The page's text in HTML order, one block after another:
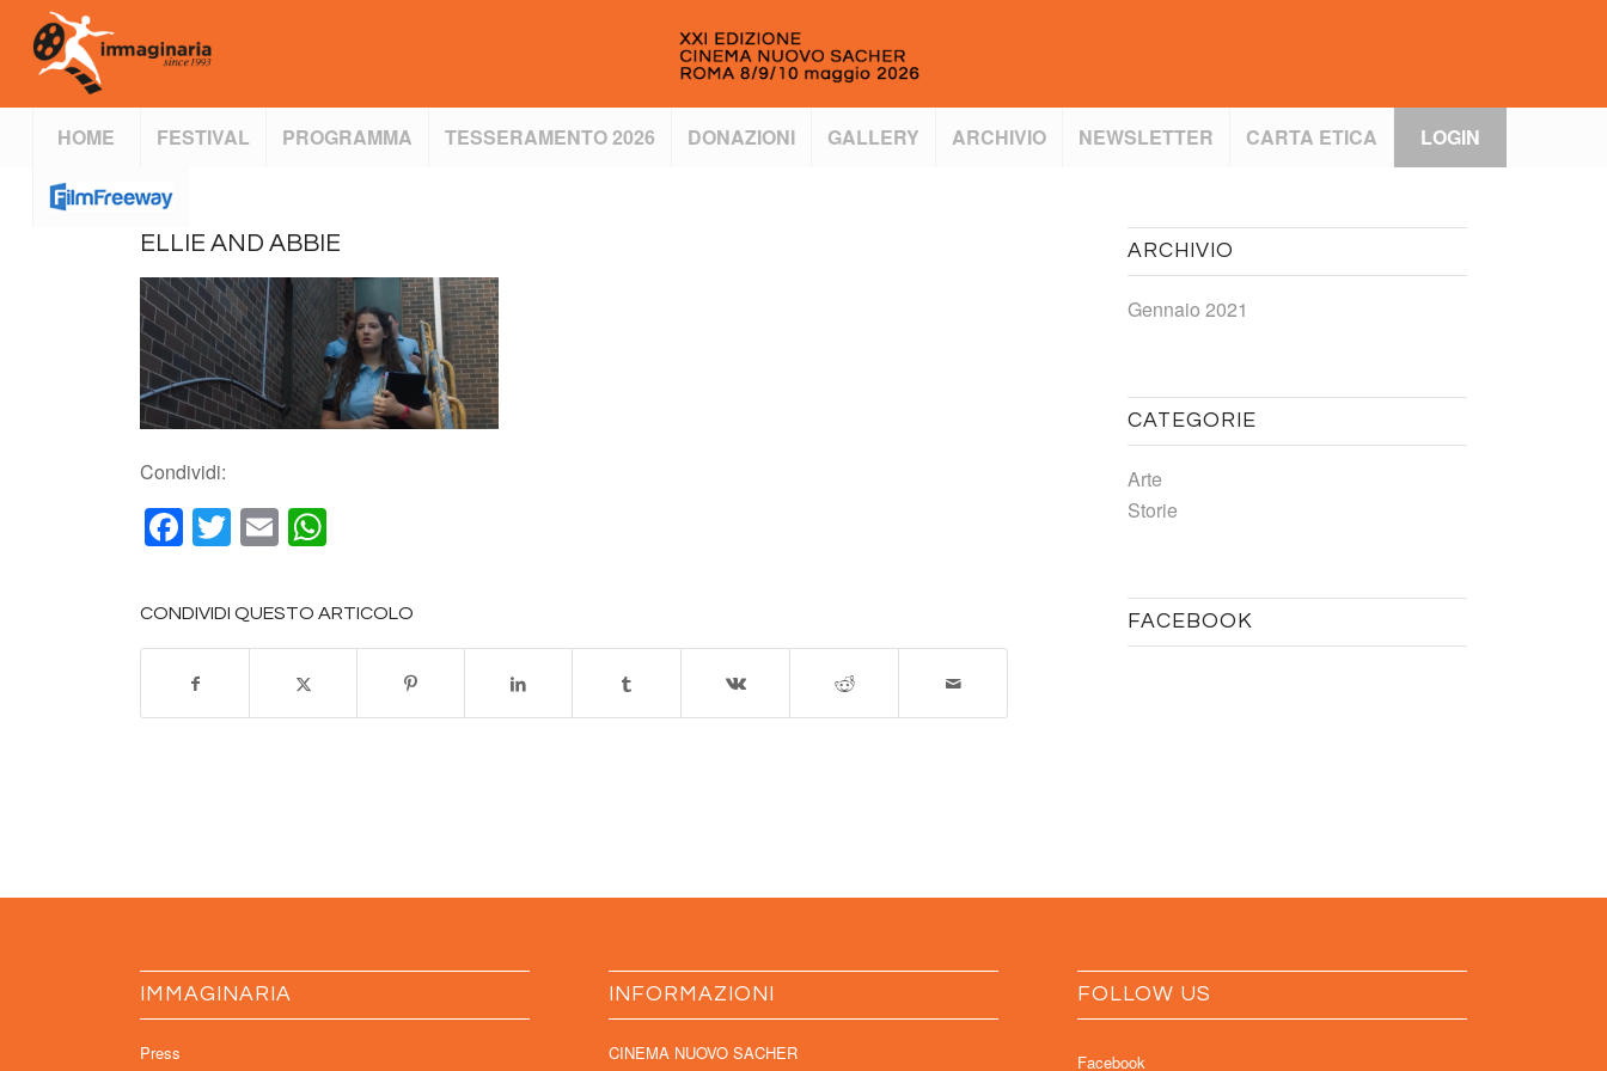
HOME FESTIVAL PROGRAMMA TESSERAMENTO 2026 DONAZIONI GALLERY ARCHIVIO NEWSLETTER CARTA ETICA LOGIN
ELLIE AND ABBIE
Condividi:
Facebook
Twitter
Email
CONDIVIDI QUESTO ARTICOLO
ARCHIVIO
Gennaio 2021
CATEGORIE
Arte
Storie
FACEBOOK
IMMAGINARIA
Press
INFORMAZIONI
CINEMA NUOVO SACHER
FOLLOW US
Facebook